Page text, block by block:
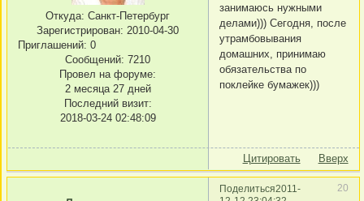
Откуда: Санкт-Петербург
Зарегистрирован: 2010-04-30
Приглашений: 0
Сообщений: 7210
Провел на форуме:
2 месяца 27 дней
Последний визит:
2018-03-24 02:48:09
занимаюсь нужными
делами))) Сегодня, после
утрамбовывания
домашних, принимаю
обязательства по
поклейке бумажек)))
Цитировать Вверх
Поделиться 20
2011-